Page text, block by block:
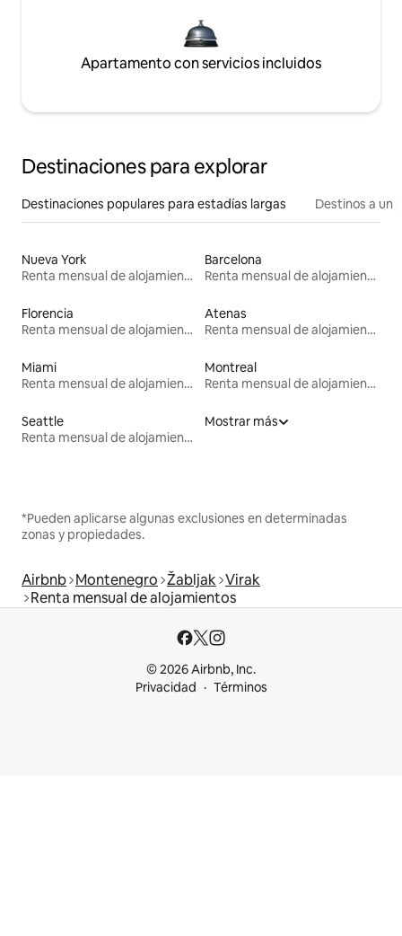
Apartamento con servicios incluidos
Destinaciones para explorar
Destinaciones populares para estadías largas Destinos a un
Nueva York
Renta mensual de alojamientos
Barcelona
Renta mensual de alojamientos
Florencia
Renta mensual de alojamientos
Atenas
Renta mensual de alojamientos
Miami
Renta mensual de alojamientos
Montreal
Renta mensual de alojamientos
Seattle
Renta mensual de alojamientos
Mostrar más
*Pueden aplicarse algunas exclusiones en determinadas
zonas y propiedades.
Airbnb Montenegro Žabljak Virak
Renta mensual de alojamientos
© 2026 Airbnb, Inc.
Privacidad
Términos